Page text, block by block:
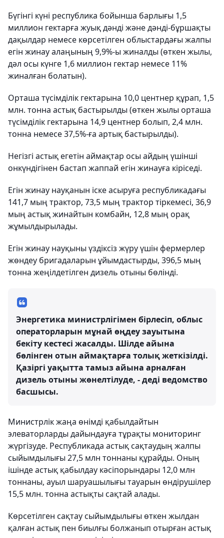
Бүгінгі күні республика бойынша барлығы 1,5
миллион гектарға жуық дәнді және дәнді-бұршақты
дақылдар немесе көрсетілген облыстардағы жалпы
егін жинау алаңының 9,9%-ы жиналды (өткен жылы,
дәл осы күнге 1,6 миллион гектар немесе 11%
жиналған болатын).
Орташа түсімділік гектарына 10,0 центнер құрап, 1,5
млн. тонна астық бастырылды (өткен жылы орташа
түсімділік гектарына 14,9 центнер болып, 2,4 млн.
тонна немесе 37,5%-ға артық бастырылды).
Негізгі астық егетін аймақтар осы айдың үшінші
онкүндігінен бастап жаппай егін жинауға кіріседі.
Егін жинау науқанын іске асыруға республикадағы
141,7 мың трактор, 73,5 мың трактор тіркемесі, 36,9
мың астық жинайтын комбайн, 12,8 мың орақ
жұмылдырылады.
Егін жинау науқыны үздіксіз жүру үшін фермерлер
жөндеу бригадаларын ұйымдастырды, 396,5 мың
тонна жеңілдетілген дизель отыны бөлінді.
Энергетика министрлігімен бірлесіп, облыс
операторларын мұнай өңдеу зауытына
бекіту кестесі жасалды. Шілде айына
бөлінген отын аймақтарға толық жеткізілді.
Қазіргі уақытта тамыз айына арналған
дизель отыны жөнелтілуде, - деді ведомство
басшысы.
Министрлік жаңа өнімді қабылдайтын
элеваторларды дайындауға тұрақты мониторинг
жүргізуде. Республикада астық сақтаудың жалпы
сыйымдылығы 27,5 млн тоннаны құрайды. Оның
ішінде астық қабылдау кәсіпорындары 12,0 млн
тоннаны, ауыл шаруашылығы тауарын өндірушілер
15,5 млн. тонна астықты сақтай алады.
Көрсетілген сақтау сыйымдылығы өткен жылдан
қалған астық пен биылғы болжанып отырған астық